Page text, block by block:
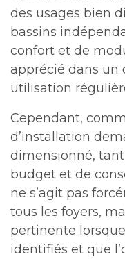
des usages bien
bassins
confort et de
apprécié dans un
utilisation
Cependant,
d’installation
dimensionné,
budget et de
ne s’agit pas
tous les foyers,
pertinente
identifiés et que